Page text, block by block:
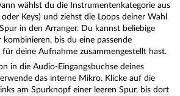
wählst du die Instrumentenkategorie aus
Keys) und ziehst die Loops deiner Wahl
in den Arranger. Du kannst beliebige
kombinieren, bis du eine passende
deine Aufnahme zusammengestellt hast.
in die Audio-Eingangsbuchse deines
das interne Mikro. Klicke auf die
am Spurknopf einer leeren Spur, bis dort